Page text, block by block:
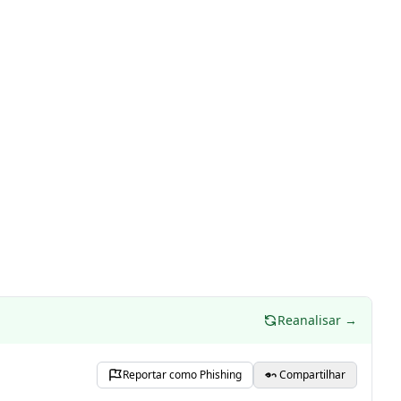
Reanalisar →
Reportar como Phishing Compartilhar